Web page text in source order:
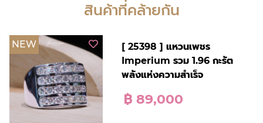
สินค้าที่คล้ายกัน
NEW
[ 25398 ] แหวนเพชร
Imperium รวม 1.96 กะรัต
พลังแห่งความสำเร็จ
฿ 89,000